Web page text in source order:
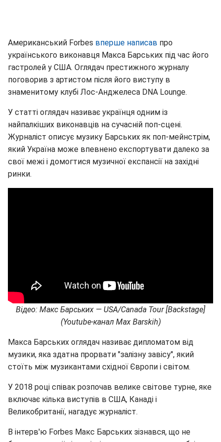
Американський Forbes вперше написав про
українського виконавця Макса Барських під час його
гастролей у США. Оглядач престижного журналу
поговорив з артистом після його виступу в
знаменитому клубі Лос-Анджелеса DNA Lounge.
У статті оглядач називає українця одним із
найпалкіших виконавців на сучасній поп-сцені.
Журналіст описує музику Барських як поп-мейнстрім,
який Україна може впевнено експортувати далеко за
свої межі і домогтися музичної експансії на західні
ринки.
Відео: Макс Барських — USA/Canada Tour[Backstage]
(Youtube-канал Max Barskih)
Макса Барських оглядач називає дипломатом від
музики, яка здатна прорвати "залізну завісу", який
стоїть між музикантами східної Європи і світом.
У 2018 році співак розпочав велике світове турне, яке
включає кілька виступів в США, Канаді і
Великобританії, нагадує журналіст.
В інтерв'ю Forbes Макс Барських зізнався, що не